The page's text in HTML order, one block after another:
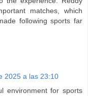
matches, which
following sports far
2025 a las 23:10
environment for sports